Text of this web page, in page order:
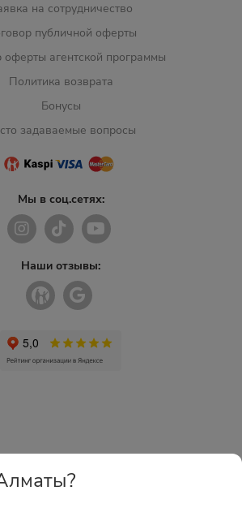
на сотрудничество
публичной оферты
оферты агентской программы
Политика возврата
Бонусы
задаваемые вопросы
Мы в соц.сетях:
Наши отзывы: